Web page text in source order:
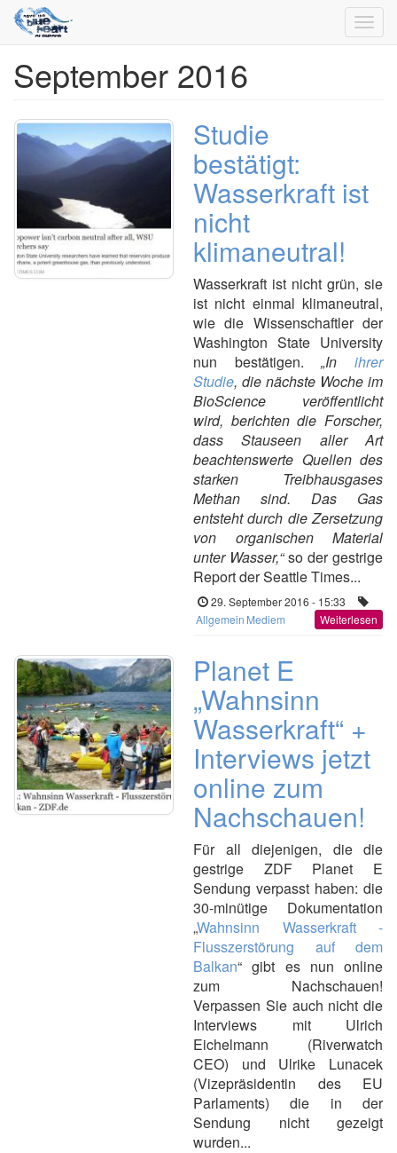
Direkt
zum
September 2016
Studie
bestätigt:
Wasserkraft ist
nicht
klimaneutral!
Wasserkraft ist nicht grün, sie
ist nicht einmal klimaneutral,
wie die Wissenschaftler der
Washington State University
nun bestätigen.
„Inihrer
Studie, die nächste Woche im
BioScience veröffentlicht
wird, berichten die Forscher,
dass Stauseen aller Art
beachtenswerte Quellen des
starken Treibhausgases
Methan sind. Das Gas
entsteht durch die Zersetzung
von organischen Material
unter Wasser,“so der gestrige
Report der Seattle Times...
29. September 2016 - 15:33
Allgemein Mediem Weiterlesen
Planet E
„Wahnsinn
Wasserkraft“ +
Interviews jetzt
online zum
Nachschauen!
Für all diejenigen, die die
gestrige ZDF Planet E
Sendung verpasst haben: die
30-minütige Dokumentation
„Wahnsinn Wasserkraft -
Flusszerstörung auf dem
Balkan“ gibt es nun online
zum Nachschauen!
Verpassen Sie auch nicht die
Interviews mit Ulrich
Eichelmann (Riverwatch
CEO) und Ulrike Lunacek
(Vizepräsidentin des EU
Parlaments) die in der
Sendung nicht gezeigt
wurden...